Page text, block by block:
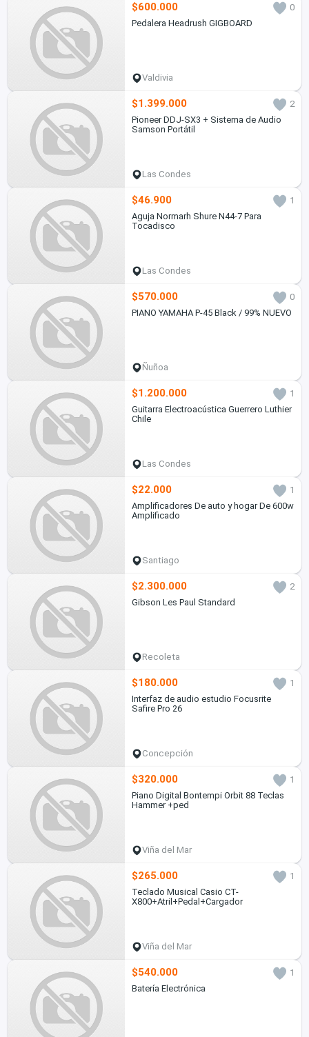
$600.000
0
Pedalera Headrush GIGBOARD
Valdivia
$1.399.000
2
Pioneer DDJ-SX3 + Sistema de Audio
Samson Portátil
Las Condes
$46.900
1
Aguja Normarh Shure N44-7 Para
Tocadisco
Las Condes
$570.000
0
PIANO YAMAHA P-45 Black / 99% NUEVO
Ñuñoa
$1.200.000
1
Guitarra Electroacústica Guerrero Luthier
Chile
Las Condes
$22.000
1
Amplificadores De auto y hogar De 600w
Amplificado
Santiago
$2.300.000
2
Gibson Les Paul Standard
Recoleta
$180.000
1
Interfaz de audio estudio Focusrite
Safire Pro 26
Concepción
$320.000
1
Piano Digital Bontempi Orbit 88 Teclas
Hammer +ped
Viña del Mar
$265.000
1
Teclado Musical Casio CT-
X800+Atril+Pedal+Cargador
Viña del Mar
$540.000
1
Batería Electrónica